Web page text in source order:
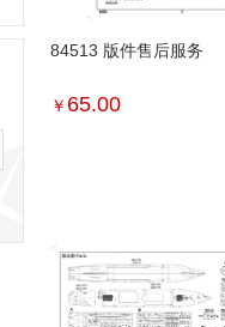
84513 版件售后服务
￥ 65.00